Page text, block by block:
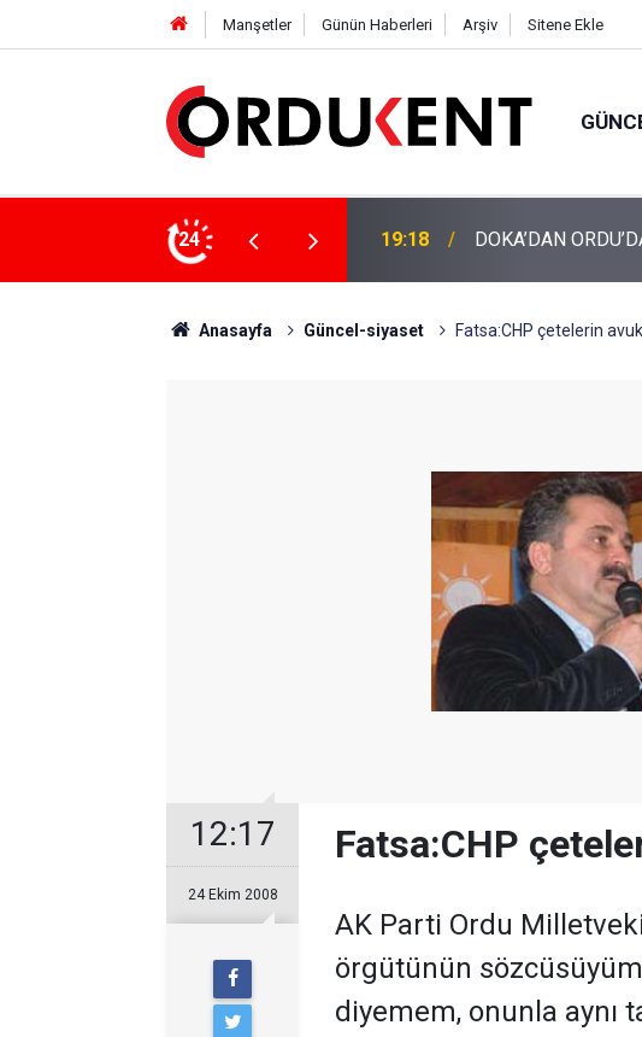
Manşetler Günün Haberleri Arşiv Sitene Ekle
24
4 MİLYON LİRAYA YAKIN DESTEK 12:46 YENİ PARTİ’NİN
Anasayfa Güncel-siyaset Fatsa:CHP çetelerin
12:17
24 Ekim 2008
Fatsa:CHP
AK Parti Ordu
örgütünün
diyemem, onunla aynı